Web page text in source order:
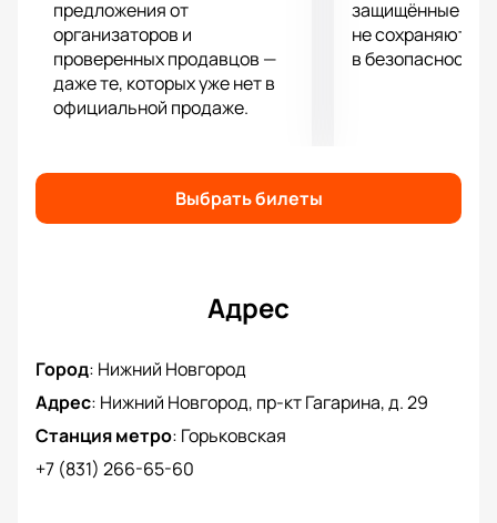
эмоциональной, а каждая минута игры будет
наполнена азартом и динамикой.
предложения от
организаторов и
проверенных продавцов —
даже те, которых уже нет в
официальной продаже.
защищённые
не сохраняются
в безопасности.
Выбрать билеты
Адрес
Город: Нижний Новгород
Адрес: Нижний Новгород, пр-кт Гагарина, д. 29
Станция метро: Горьковская
+7 (831) 266-65-60